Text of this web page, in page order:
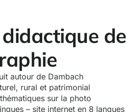
autour de Dambach
rural et patrimonial
sur la photo
– site internet en 8 langues